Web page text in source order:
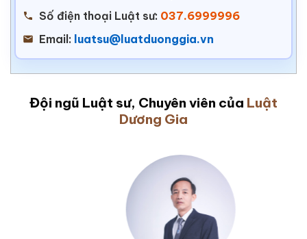
Số điện thoại Luật sư: 037.6999996
Email: luatsu@luatduonggia.vn
Đội ngũ Luật sư, Chuyên viên của Luật
Dương Gia